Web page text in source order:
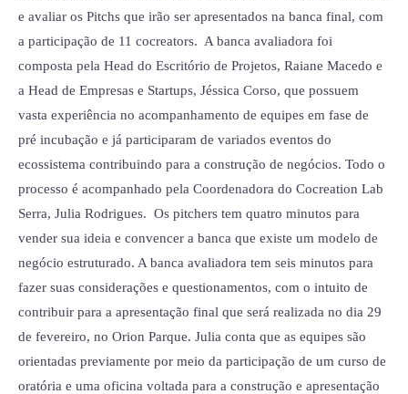
e avaliar os Pitchs que irão ser apresentados na banca final, com
a participação de 11 cocreators. A banca avaliadora foi
composta pela Head do Escritório de Projetos, Raiane Macedo e
a Head de Empresas e Startups, Jéssica Corso, que possuem
vasta experiência no acompanhamento de equipes em fase de
pré incubação e já participaram de variados eventos do
ecossistema contribuindo para a construção de negócios. Todo o
processo é acompanhado pela Coordenadora do Cocreation Lab
Serra, Julia Rodrigues. Os pitchers tem quatro minutos para
vender sua ideia e convencer a banca que existe um modelo de
negócio estruturado. A banca avaliadora tem seis minutos para
fazer suas considerações e questionamentos, com o intuito de
contribuir para a apresentação final que será realizada no dia 29
de fevereiro, no Orion Parque. Julia conta que as equipes são
orientadas previamente por meio da participação de um curso de
oratória e uma oficina voltada para a construção e apresentação